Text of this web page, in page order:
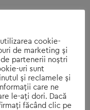
CU REMIX PENTRU
SALE
CARE LE ADORI
cookie-
de marketing și
partenerii noștri
uri sunt
și reclamele și
care ne
le-ați dori. Dacă
făcând clic pe